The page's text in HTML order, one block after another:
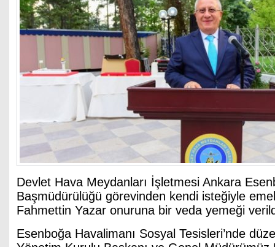
Devlet Hava Meydanları İşletmesi Ankara
Başmüdürülüğü görevinden kendi isteğiyle
Fahmettin Yazar onuruna bir veda yemeği
Esenboğa Havalimanı Sosyal Tesisleri’nde